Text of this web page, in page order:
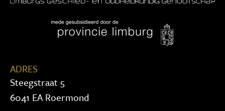
ADRES
Steegstraat 5
6041 EA Roermond